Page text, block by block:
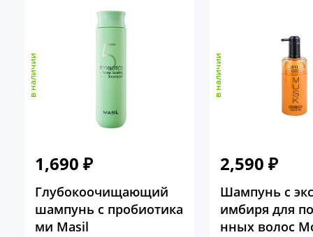
1,690 ₽
в наличии
Глубокоочищающий
шампунь с пробиотика
ми Masil
2,590₽
в наличии
Шампунь с
имбиря для
нных волос